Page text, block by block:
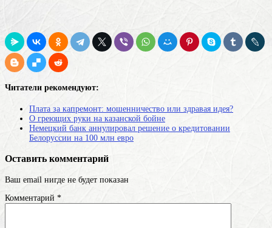
Читатели рекомендуют:
Плата за капремонт: мошенничество или здравая идея?
О греющих руки на казанской бойне
Немецкий банк аннулировал решение о кредитовании
Белоруссии на 100 млн евро
Оставить комментарий
Ваш email нигде не будет показан
Комментарий *